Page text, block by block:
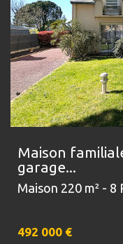
Maison
garage...
Maison 220 m² - 8
492 000 €